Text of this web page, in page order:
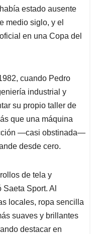
estado ausente
medio siglo, y el
en una Copa del
cuando Pedro
industrial y
su propio taller de
que una máquina
—casi obstinada—
desde cero.
de tela y
Sport. Al
locales, ropa sencilla
suaves y brillantes
destacar en